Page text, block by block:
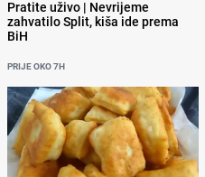
Pratite uživo | Nevrijeme
zahvatilo Split, kiša ide prema
BiH
PRIJE OKO 7H